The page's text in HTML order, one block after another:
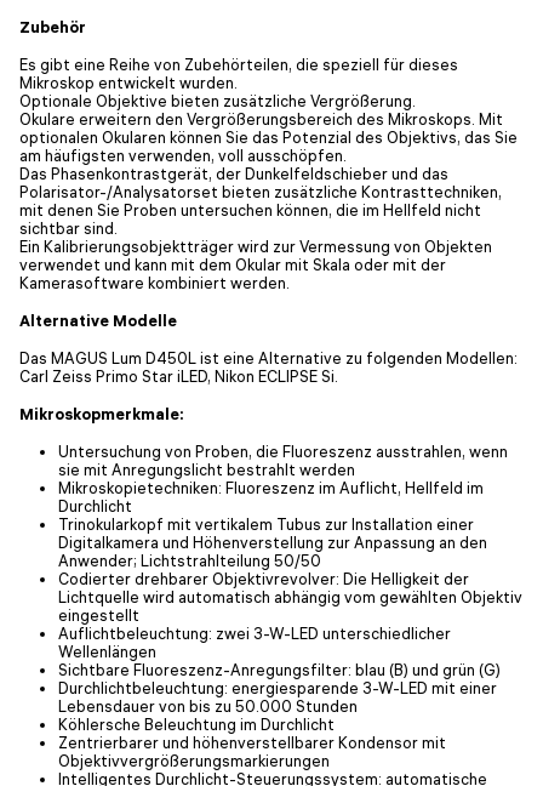
Zubehör
Es gibt eine Reihe von Zubehörteilen, die speziell für dieses
Mikroskop entwickelt wurden.
Optionale Objektive bieten zusätzliche Vergrößerung.
Okulare erweitern den Vergrößerungsbereich des Mikroskops. Mit
optionalen Okularen können Sie das Potenzial des Objektivs, das Sie
am häufigsten verwenden, voll ausschöpfen.
Das Phasenkontrastgerät, der Dunkelfeldschieber und das
Polarisator-/Analysatorset bieten zusätzliche Kontrasttechniken,
mit denen Sie Proben untersuchen können, die im Hellfeld nicht
sichtbar sind.
Ein Kalibrierungsobjektträger wird zur Vermessung von Objekten
verwendet und kann mit dem Okular mit Skala oder mit der
Kamerasoftware kombiniert werden.
Alternative Modelle
Das MAGUS Lum D450L ist eine Alternative zu folgenden Modellen:
Carl Zeiss Primo Star iLED, Nikon ECLIPSE Si.
Mikroskopmerkmale:
Untersuchung von Proben, die Fluoreszenz ausstrahlen, wenn
sie mit Anregungslicht bestrahlt werden
Mikroskopietechniken: Fluoreszenz im Auflicht, Hellfeld im
Durchlicht
Trinokularkopf mit vertikalem Tubus zur Installation einer
Digitalkamera und Höhenverstellung zur Anpassung an den
Anwender; Lichtstrahlteilung 50/50
Codierter drehbarer Objektivrevolver: Die Helligkeit der
Lichtquelle wird automatisch abhängig vom gewählten Objektiv
eingestellt
Auflichtbeleuchtung: zwei 3-W-LED unterschiedlicher
Wellenlängen
Sichtbare Fluoreszenz-Anregungsfilter: blau (B) und grün (G)
Durchlichtbeleuchtung: energiesparende 3-W-LED mit einer
Lebensdauer von bis zu 50.000 Stunden
Köhlersche Beleuchtung im Durchlicht
Zentrierbarer und höhenverstellbarer Kondensor mit
Objektivvergrößerungsmarkierungen
Intelligentes Durchlicht-Steuerungssystem: automatische